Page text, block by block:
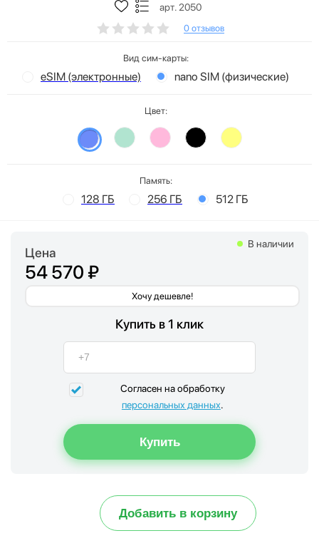
арт. 2050
0 отзывов
Вид сим-карты:
eSIM (электронные) nano SIM (физические)
Цвет:
Память:
128 ГБ 256 ГБ 512 ГБ
Цена
54 570 ₽
Хочу дешевле!
В наличии
Купить в 1 клик
Согласен на обработку
персональных данных.
Добавить в корзину